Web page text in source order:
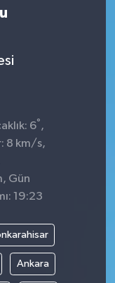
6°,
8 km/s,
Gün
19:23
Ankara